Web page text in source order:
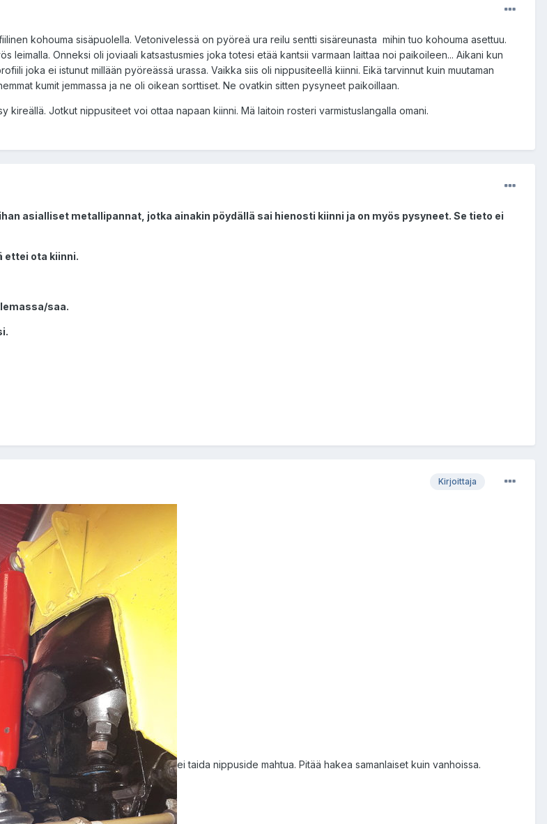
kohouma sisäpuolella. Vetonivelessä on pyöreä ura reilu sentti sisäreunasta mihin tuo kohouma asettuu.
leimalla. Onneksi oli joviaali katsastusmies joka totesi etää kantsii varmaan laittaa noi paikoileen... Aikani kun
joka ei istunut millään pyöreässä urassa. Vaikka siis oli nippusiteellä kiinni. Eikä tarvinnut kuin muutaman
kumit jemmassa ja ne oli oikean sorttiset. Ne ovatkin sitten pysyneet paikoillaan.
kireällä. Jotkut nippusiteet voi ottaa napaan kiinni. Mä laitoin rosteri varmistuslangalla omani.
asialliset metallipannat, jotka ainakin pöydällä sai hienosti kiinni ja on myös pysyneet. Se tieto ei
ettei ota kiinni.
saa.
Kirjoittaja
ei taida nippuside mahtua. Pitää hakea samanlaiset kuin vanhoissa.